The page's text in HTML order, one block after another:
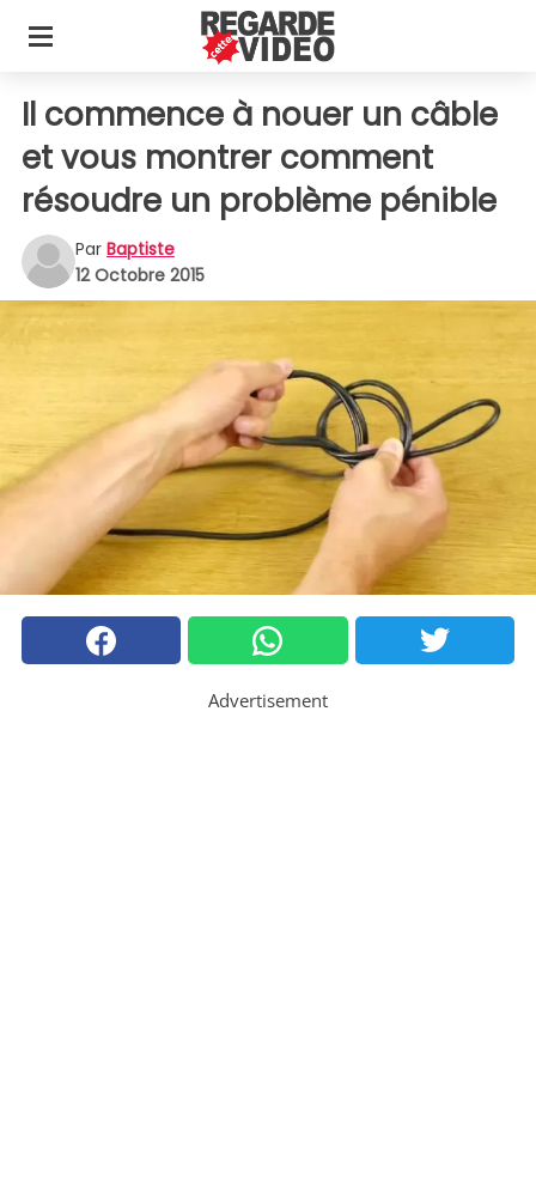
Il commence à nouer un câble
et vous montrer comment
résoudre un problème pénible
Par Baptiste
12 Octobre 2015
Advertisement